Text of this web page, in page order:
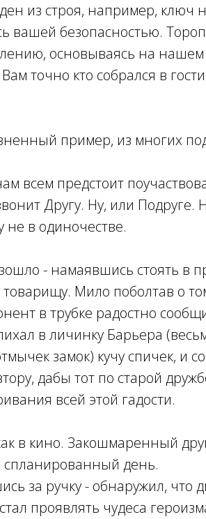
из строя, например, ключ
вашей безопасностью.
основываясь на
точно кто собрался в
пример, из многих
всем предстоит
Другу. Ну, или Подруге.
не в одиночестве.
- намаявшись стоять в
товарищу. Мило поболтав о
в трубке радостно
в личинку Барьера
замок) кучу спичек, и
дабы тот по старой
всей этой гадости.
в кино. Закошмаренный
спланированный день.
за ручку - обнаружил, что
проявлять чудеса